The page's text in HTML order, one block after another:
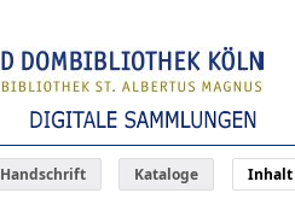
Handschrift Kataloge Inhalt